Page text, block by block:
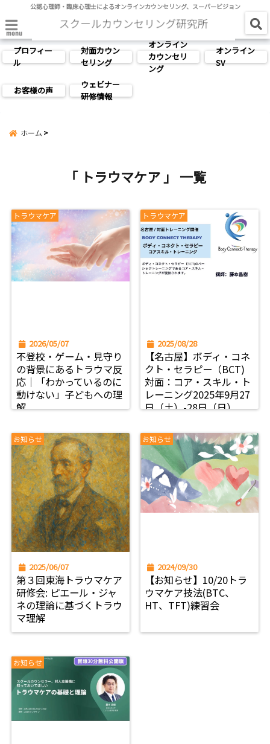
公認心理師・臨床心理士によるオンラインカウンセリング、スーパービジョン
menu
プロフィー
ル
対面カウン
セリング
オンライン
カウンセリ
ング
オンライン
SV
お客様の声
ウェビナー
研修情報
ホーム
「 トラウマケア 」 一覧
トラウマケア
2026/05/07
不登校・ゲーム・見守り
の背景にあるトラウマ反
応｜「わかっているのに
動けない」子どもへの理
解
トラウマケア
2025/08/28
【名古屋】ボディ・コネ
クト・セラピー（BCT)
対面：コア・スキル・ト
レーニング2025年9月27
日（土）-28日（日）
お知らせ
2025/06/07
第３回東海トラウマケア
研修会: ピエール・ジャ
ネの理論に基づくトラウ
マ理解
お知らせ
2024/09/30
【お知らせ】10/20トラ
ウマケア技法(BTC、
HT、TFT)練習会
お知らせ